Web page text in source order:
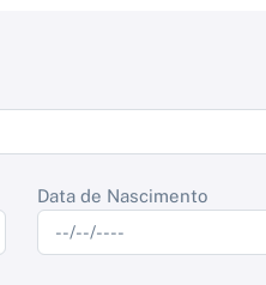
Data de Nascimento